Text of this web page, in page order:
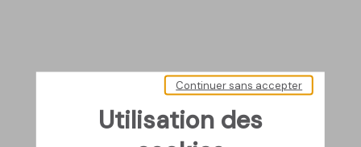
Utilisation des
Continuer sans accepter